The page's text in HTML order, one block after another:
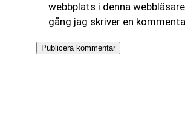
webbplats i denna
gång jag skriver en